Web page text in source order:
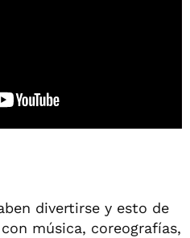
divertirse y esto de
música, coreografías,